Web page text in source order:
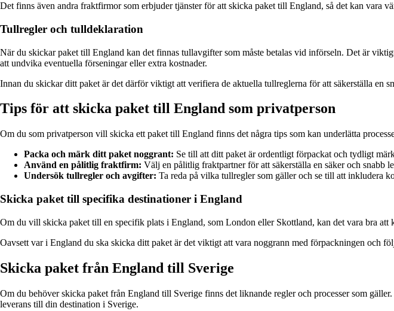
Det finns även andra fraktfirmor som erbjuder tjänster för att skicka paket till England, så det kan vara
Tullregler och tulldeklaration
När du skickar paket till England kan det finnas tullavgifter som måste betalas vid införseln. Det är
att undvika eventuella förseningar eller extra kostnader.
Innan du skickar ditt paket är det därför viktigt att verifiera de aktuella tullreglerna för att säkerställa en
Tips för att skicka paket till England som privatperson
Om du som privatperson vill skicka ett paket till England finns det några tips som kan underlätta
Packa och märk ditt paket noggrant: Se till att ditt paket är ordentligt förpackat och tydligt
Använd en pålitlig fraktfirm: Välj en pålitlig fraktpartner för att säkerställa en säker och snabb
Undersök tullregler och avgifter: Ta reda på vilka tullregler som gäller och se till att inkludera
Skicka paket till specifika destinationer i England
Om du vill skicka paket till en specifik plats i England, som London eller Skottland, kan det vara bra
Oavsett var i England du ska skicka ditt paket är det viktigt att vara noggrann med förpackningen och
Skicka paket från England till Sverige
Om du behöver skicka paket från England till Sverige finns det liknande regler och processer som
leverans till din destination i Sverige.